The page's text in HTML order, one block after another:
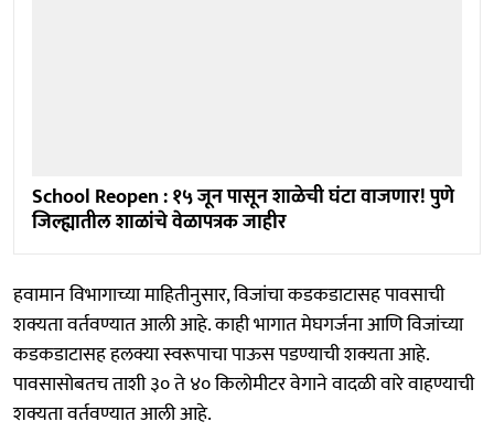
School Reopen : १५ जून पासून शाळेची घंटा वाजणार! पुणे
जिल्ह्यातील शाळांचे वेळापत्रक जाहीर
हवामान विभागाच्या माहितीनुसार, विजांचा कडकडाटासह पावसाची
शक्यता वर्तवण्यात आली आहे. काही भागात मेघगर्जना आणि विजांच्या
कडकडाटासह हलक्या स्वरूपाचा पाऊस पडण्याची शक्यता आहे.
पावसासोबतच ताशी ३० ते ४० किलोमीटर वेगाने वादळी वारे वाहण्याची
शक्यता वर्तवण्यात आली आहे.